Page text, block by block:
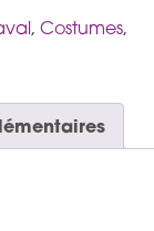
, Costumes,